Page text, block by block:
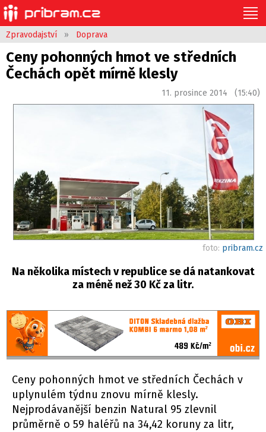
Zpravodajství » Doprava
Ceny pohonných hmot ve středních
Čechách opět mírně klesly
11. prosince 2014 (15:40)
foto: pribram.cz
Na několika místech v republice se dá natankovat
za méně než 30 Kč za litr.
Ceny pohonných hmot ve středních Čechách v
uplynulém týdnu znovu mírně klesly.
Nejprodávanější benzin Natural 95 zlevnil
průměrně o 59 haléřů na 34,42 koruny za litr,